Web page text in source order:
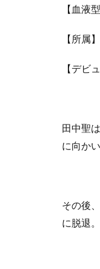
【血液
【所属
【デビ
田中聖
に向かい
その後
に脱退。